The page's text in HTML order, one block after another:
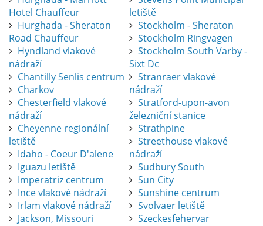
Hotel Chauffeur
Hurghada - Sheraton
Road Chauffeur
Hyndland vlakové
nádraží
Chantilly Senlis centrum
Charkov
Chesterfield vlakové
nádraží
Cheyenne regionální
letiště
Idaho - Coeur D'alene
Iguazu letiště
Imperatriz centrum
Ince vlakové nádraží
Irlam vlakové nádraží
Jackson, Missouri
letiště
Stockholm - Sheraton
Stockholm Ringvagen
Stockholm South Varby -
Sixt Dc
Stranraer vlakové
nádraží
Stratford-upon-avon
železniční stanice
Strathpine
Streethouse vlakové
nádraží
Sudbury South
Sun City
Sunshine centrum
Svolvaer letiště
Szeckesfehervar